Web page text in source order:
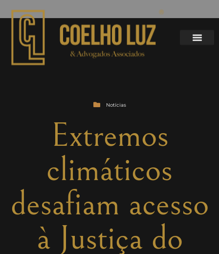
Notícias
Extremos
climáticos
desafiam acesso
à Justiça do